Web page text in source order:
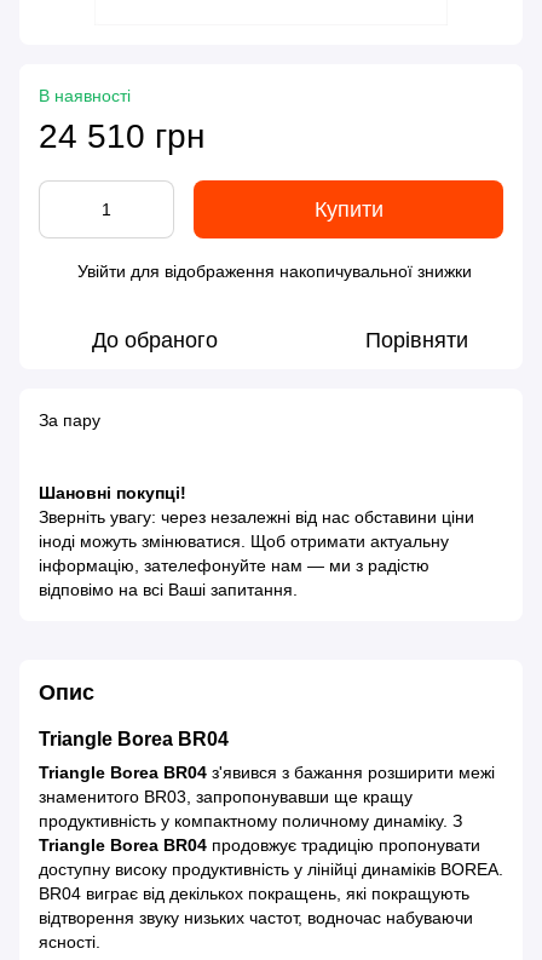
В наявності
24 510 грн
Купити
Увійти для відображення накопичувальної знижки
До обраного Порівняти
За пару
Шановні покупці!
Зверніть увагу: через незалежні від нас обставини ціни
іноді можуть змінюватися. Щоб отримати актуальну
інформацію, зателефонуйте нам — ми з радістю
відповімо на всі Ваші запитання.
Опис
Triangle Borea BR04
Triangle Borea BR04 з'явився з бажання розширити межі
знаменитого BR03, запропонувавши ще кращу
продуктивність у компактному поличному динаміку. З
Triangle Borea BR04 продовжує традицію пропонувати
доступну високу продуктивність у лінійці динаміків BOREA.
BR04 виграє від декількох покращень, які покращують
відтворення звуку низьких частот, водночас набуваючи
ясності.